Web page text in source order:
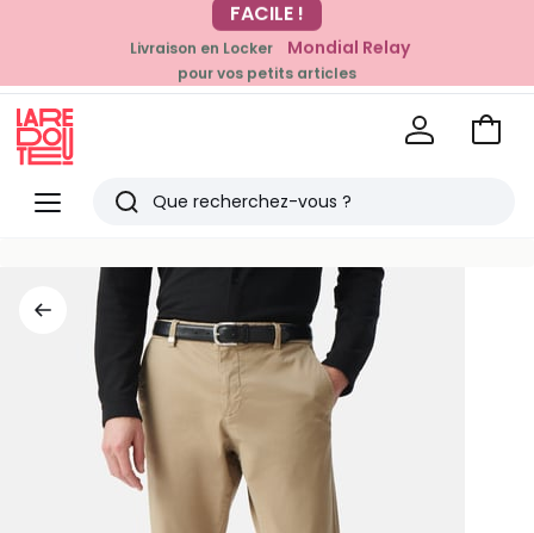
-20% dès 39€*
sur la mode
Livraison en Locker Mondial Relay
pour vos petits articles
Menu
Redoute
Rechercher
articles
vus
Voir